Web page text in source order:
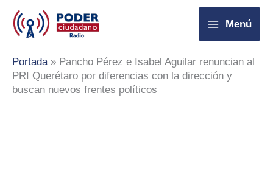
contenido
Menú
Portada» Pancho Pérez e Isabel Aguilar renuncian al
PRI Querétaro por diferencias con la dirección y
buscan nuevos frentes políticos